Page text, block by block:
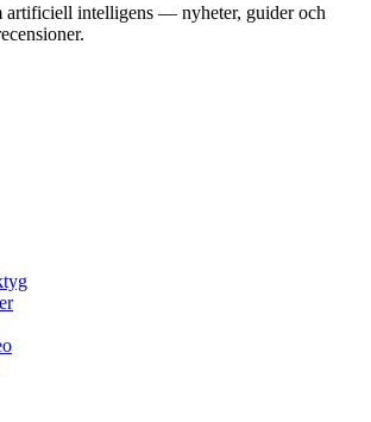
artificiell intelligens — nyheter, guider och